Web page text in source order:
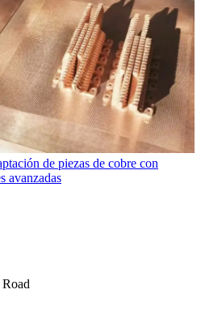
de piezas de cobre con
avanzadas